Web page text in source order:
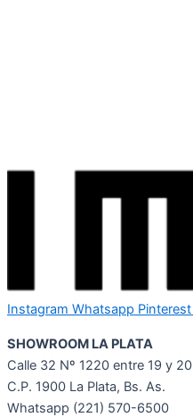
Instagram Whatsapp Pinterest
SHOWROOM LA PLATA
Calle 32 Nº 1220 entre 19 y 20
C.P. 1900 La Plata, Bs. As.
Whatsapp (221) 570-6500